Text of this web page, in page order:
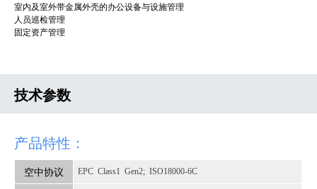
室内及室外带金属外壳的办公设备与设施管理
人员巡检管理
固定资产管理
技术参数
产品特性：
空中协议 EPC Class1 Gen2; ISO18000-6C